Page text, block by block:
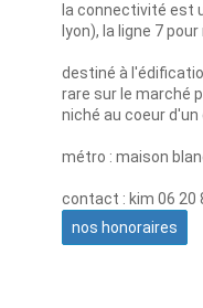
la connectivité est
lyon), la ligne 7
destiné à
rare sur le marché
niché au coeur
métro : maison
contact : kim 06 20
nos honoraires